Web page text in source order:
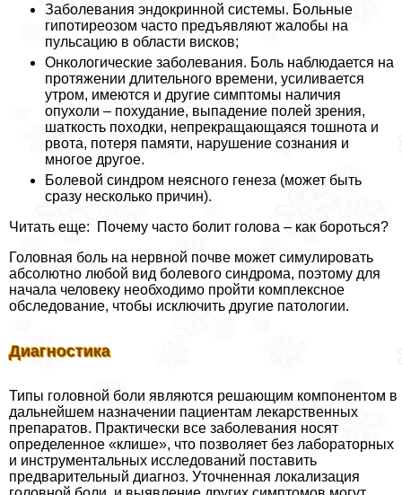
Заболевания эндокринной системы. Больные
гипотиреозом часто предъявляют жалобы на
пульсацию в области висков;
Онкологические заболевания. Боль наблюдается на
протяжении длительного времени, усиливается
утром, имеются и другие симптомы наличия
опухоли – похудание, выпадение полей зрения,
шаткость походки, непрекращающаяся тошнота и
рвота, потеря памяти, нарушение сознания и
многое другое.
Болевой синдром неясного генеза (может быть
сразу несколько причин).
Читать еще: Почему часто болит голова – как бороться?
Головная боль на нервной почве может симулировать
абсолютно любой вид болевого синдрома, поэтому для
начала человеку необходимо пройти комплексное
обследование, чтобы исключить другие патологии.
Диагностика
Типы головной боли являются решающим компонентом в
дальнейшем назначении пациентам лекарственных
препаратов. Пpaктически все заболевания носят
определенное «клише», что позволяет без лабораторных
и инструментальных исследований поставить
предварительный диагноз. Уточненная локализация